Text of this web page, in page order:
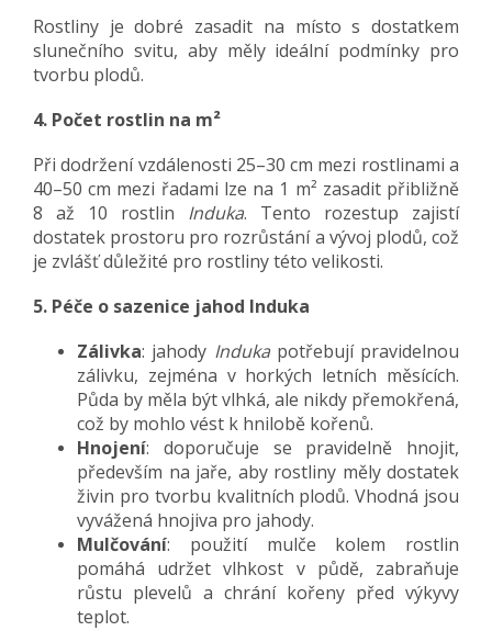
Rostliny je dobré zasadit na místo s dostatkem
slunečního svitu, aby měly ideální podmínky pro
tvorbu plodů.
4. Počet rostlin na m²
Při dodržení vzdálenosti 25–30 cm mezi rostlinami a
40–50 cm mezi řadami lze na 1 m² zasadit přibližně
8 až 10 rostlin Induka. Tento rozestup zajistí
dostatek prostoru pro rozrůstání a vývoj plodů, což
je zvlášť důležité pro rostliny této velikosti.
5. Péče o sazenice jahod Induka
Zálivka: jahody Indukapotřebují pravidelnou
zálivku, zejména v horkých letních měsících.
Půda by měla být vlhká, ale nikdy přemokřená,
což by mohlo vést k hnilobě kořenů.
Hnojení: doporučuje se pravidelně hnojit,
především na jaře, aby rostliny měly dostatek
živin pro tvorbu kvalitních plodů. Vhodná jsou
vyvážená hnojiva pro jahody.
Mulčování: použití mulče kolem rostlin
pomáhá udržet vlhkost v půdě, zabraňuje
růstu plevelů a chrání kořeny před výkyvy
teplot.